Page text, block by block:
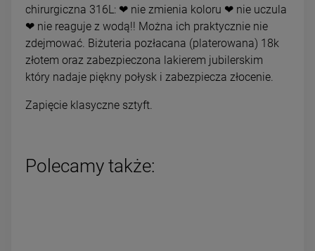
chirurgiczna 316L: ❤ nie zmienia koloru ❤ nie uczula
❤ nie reaguje z wodą!! Można ich praktycznie nie
zdejmować. Biżuteria pozłacana (platerowana) 18k
złotem oraz zabezpieczona lakierem jubilerskim
który nadaje piękny połysk i zabezpiecza złocenie.
Zapięcie klasyczne sztyft.
Polecamy także: